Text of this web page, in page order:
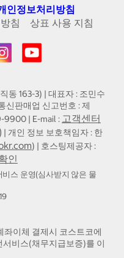
인정보처리방침
침
상표 사용 지침
동 163-3) | 대표자 : 조민수
신판매업 신고번호 : 제
9900 | E-mail : 고객센터
| 개인 정보 보호책임자 : 한
) | 호스팅제공자 :
인
스 운영(심사받지 않은 물
좌이체 결제시 코스트코에
비스(채무지급보증)를 이